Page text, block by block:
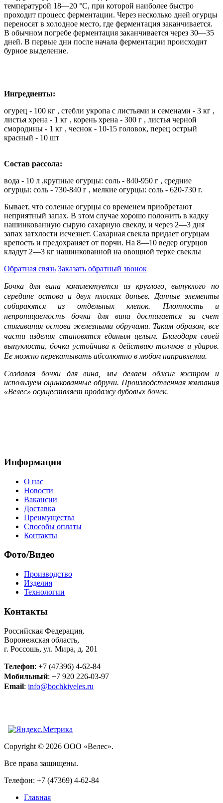
температурой 18—20 °С, при которой наиболее быстро
проходит процесс ферментации. Через несколько дней огурцы
переносят в холодное место, где ферментация заканчивается.
В обычном погребе ферментация заканчивается через 30—35
дней. В первые дни после начала ферментации происходит
бурное выделение.
Ингредиенты:
огурец - 100 кг , стебли укропа с листьями и семенами - 3 кг ,
листья хрена - 1 кг , корень хрена - 300 г , листья черной
смородины - 1 кг , чеснок - 10-15 головок, перец острый
красный - 10 шт
Состав рассола:
вода - 10 л ,крупные огурцы: соль - 840-950 г , средние
огурцы: соль - 730-840 г , мелкие огурцы: соль - 620-730 г.
Бывает, что соленые огурцы со временем приобретают
неприятный запах. В этом случае хорошо положить в кадку
нашинкованную сырую сахарную свеклу, и через 2—3 дня
запах затхлости исчезнет. Сахарная свекла придает огурцам
крепость и предохраняет от порчи. На 8—10 ведер огурцов
кладут 2—3 кг нашинкованной на овощной терке свеклы
Обратная связь Заказать обратный звонок
Бочка для вина комплектуется из круглого, выпуклого по
середине остова и двух плоских доньев. Данные элементы
собираются из отдельных клепок. Плотность и
непроницаемость бочки для вина достигается за счет
стягивания остова железными обручами. Таким образом, все
части изделия становятся единым целым. Благодаря своей
выпуклости, бочка устойчива к действию толчков и ударов.
Ее можно перекатывать абсолютно в любом направлении.
Создавая бочки для вина, мы делаем обжиг костром и
используем оцинкованные обручи. Производственная компания
«Велес» осуществляет продажу дубовых бочек.
Информация
О нас
Новости
Вакансии
Доставка
Преимущества
Способы оплаты
Контакты
Фото/Видео
Производство
Изделия
Технологии
Контакты
Российская Федерация,
Воронежская область,
г. Россошь, ул. Мира, д. 201
Телефон: +7 (47396) 4-62-84
Мобильный: +7 920 226-03-97
Email: info@bochkiveles.ru
Copyright © 2026 ООО «Велес».
Все права защищены.
Телефон: +7 (47369) 4-62-84
Главная